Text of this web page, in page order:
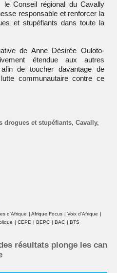
Conseil régional du Cavally
responsable et renforcer la
et stupéfiants dans toute la
de Anne Désirée Ouloto-
étendue aux autres
de toucher davantage de
communautaire contre ce
drogues et stupéfiants, Cavally,
d'Afrique Afrique Focus Voix d'Afrique
CEPE BEPC BAC BTS
résultats plonge les can